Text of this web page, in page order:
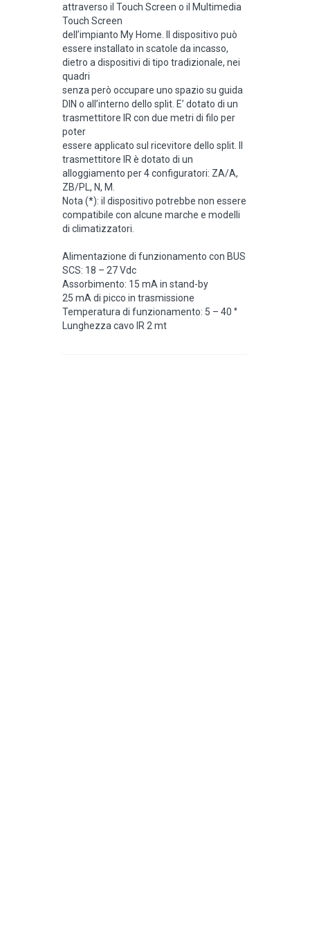
attraverso il Touch Screen o il Multimedia
Touch Screen
dell’impianto My Home. ll dispositivo può
essere installato in scatole da incasso,
dietro a dispositivi di tipo tradizionale, nei
quadri
senza però occupare uno spazio su guida
DIN o all’interno dello split. E’ dotato di un
trasmettitore IR con due metri di filo per
poter
essere applicato sul ricevitore dello split. Il
trasmettitore IR è dotato di un
alloggiamento per 4 configuratori: ZA/A,
ZB/PL, N, M.
Nota (*): il dispositivo potrebbe non essere
compatibile con alcune marche e modelli
di climatizzatori.
Alimentazione di funzionamento con BUS
SCS: 18 – 27 Vdc
Assorbimento: 15 mA in stand-by
25 mA di picco in trasmissione
Temperatura di funzionamento: 5 – 40 °
Lunghezza cavo IR 2 mt